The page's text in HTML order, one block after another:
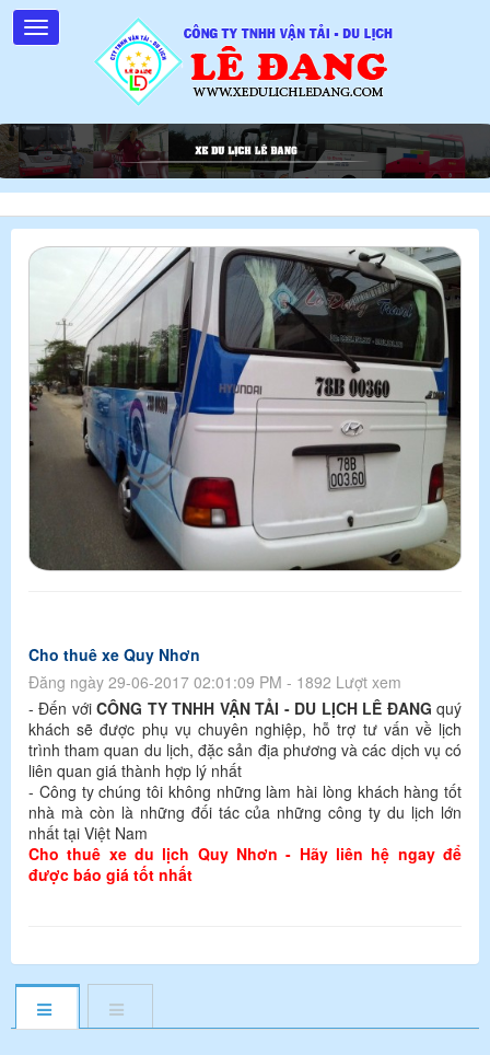
Cho thuê xe Quy Nhơn
Đăng ngày 29-06-2017 02:01:09 PM - 1892 Lượt xem
- Đến vớiCÔNG TY TNHH VẬN TẢI - DU LỊCH LÊ ĐANG quý
khách sẽ được phụ vụ chuyên nghiệp, hỗ trợ tư vấn về lịch
trình tham quan du lịch, đặc sản địa phương và các dịch vụ có
liên quan giá thành hợp lý nhất
- Công ty chúng tôi không những làm hài lòng khách hàng tốt
nhà mà còn là những đối tác của những công ty du lịch lớn
nhất tại Việt Nam
Cho thuê xe du lịch Quy Nhơn - Hãy liên hệ ngay để
được báo giá tốt nhất